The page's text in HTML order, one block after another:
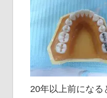
20年以上前になる